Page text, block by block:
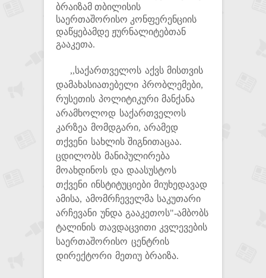
ბრაიზამ თბილისის
საერთაშორისო კონფერენციის
დაწყებამდე ჟურნალიტებთან
გააკეთა.
,,საქართველოს აქვს მისთვის
დამახასიათებელი პრობლემები,
რუსეთის პოლიტიკური მანქანა
არამხოლოდ საქართველოს
კარზეა მომდგარი, არამედ
თქვენი სახლის შიგნითაცაა.
ცდილობს მანიპულირება
მოახდინოს და დაასუსტოს
თქვენი ინსტიტუციები მიუხედავად
ამისა, ამომრჩეველმა საკუთარი
არჩევანი უნდა გააკეთოს"-ამბობს
ტალინის თავდაცვითი კვლევების
საერთაშორისო ცენტრის
დირექტორი მეთიუ ბრაიზა.